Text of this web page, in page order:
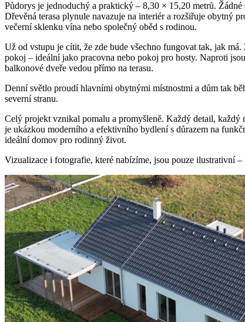
Půdorys je jednoduchý a praktický – 8,30 × 15,20 metrů.
Dřevěná terasa plynule navazuje na interiér a rozšiřuje obytný
večerní sklenku vína nebo společný oběd s rodinou.
Už od vstupu je cítit, že zde bude všechno fungovat tak, jak
pokoj – ideální jako pracovna nebo pokoj pro hosty. Naproti
balkonové dveře vedou přímo na terasu.
Denní světlo proudí hlavními obytnými místnostmi a dům tak
severní stranu.
Celý projekt vznikal pomalu a promyšleně. Každý detail,
je ukázkou moderního a efektivního bydlení s důrazem na
ideální domov pro rodinný život.
Vizualizace i fotografie, které nabízíme, jsou pouze ilustrativní